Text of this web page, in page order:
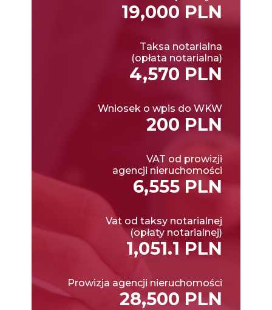
19,000 PLN
Taksa notarialna
(opłata notarialna)
4,570 PLN
Wniosek o wpis do WKW
200 PLN
VAT od prowizji
agencji nieruchomości
6,555 PLN
Vat od taksy notarialnej
(opłaty notarialnej)
1,051.1 PLN
Prowizja agencji nieruchomości
28,500 PLN